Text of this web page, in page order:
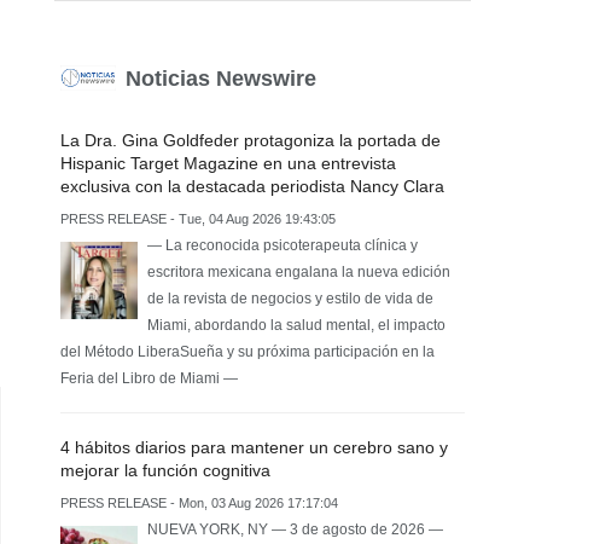
Noticias Newswire
La Dra. Gina Goldfeder protagoniza la portada de
Hispanic Target Magazine en una entrevista
exclusiva con la destacada periodista Nancy Clara
PRESS RELEASE - Tue, 04 Aug 2026 19:43:05
— La reconocida psicoterapeuta clínica y
escritora mexicana engalana la nueva edición
de la revista de negocios y estilo de vida de
Miami, abordando la salud mental, el impacto
del Método LiberaSueña y su próxima participación en la
Feria del Libro de Miami —
4 hábitos diarios para mantener un cerebro sano y
mejorar la función cognitiva
PRESS RELEASE - Mon, 03 Aug 2026 17:17:04
NUEVA YORK, NY — 3 de agosto de 2026 —